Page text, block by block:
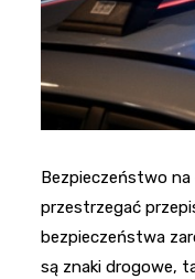
Bezpieczeństwo
przestrzegać
bezpieczeństwa
są znaki drogowe,